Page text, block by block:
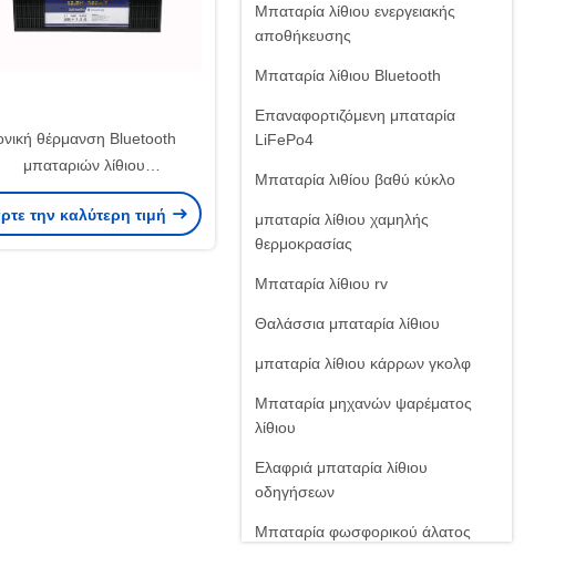
Μπαταρία λίθιου ενεργειακής
αποθήκευσης
Μπαταρία λίθιου Bluetooth
Επαναφορτιζόμενη μπαταρία
LiFePo4
Μπαταρία λιθίου βαθύ κύκλο
μπαταρία λίθιου χαμηλής
θερμοκρασίας
Μπαταρία λίθιου rv
Θαλάσσια μπαταρία λίθιου
μπαταρία λίθιου κάρρων γκολφ
Μπαταρία μηχανών ψαρέματος
λίθιου
Ελαφριά μπαταρία λίθιου
οδηγήσεων
Μπαταρία φωσφορικού άλατος
θέρμανση Bluetooth
μπαταριών λίθιου
ελεύθερου
χρόνου 12V 300Ah
την καλύτερη τιμή